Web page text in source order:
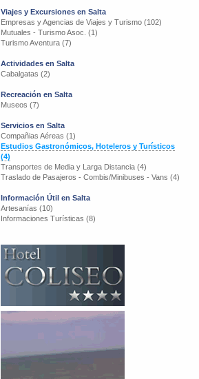
Viajes y Excursiones en Salta
Empresas y Agencias de Viajes y Turismo (102)
Mutuales - Turismo Asoc. (1)
Turismo Aventura (7)
Actividades en Salta
Cabalgatas (2)
Recreación en Salta
Museos (7)
Servicios en Salta
Compañias Aéreas (1)
Estudios Gastronómicos, Hoteleros y Turísticos
(4)
Transportes de Media y Larga Distancia (4)
Traslado de Pasajeros - Combis/Minibuses - Vans (4)
Información Útil en Salta
Artesanías (10)
Informaciones Turísticas (8)